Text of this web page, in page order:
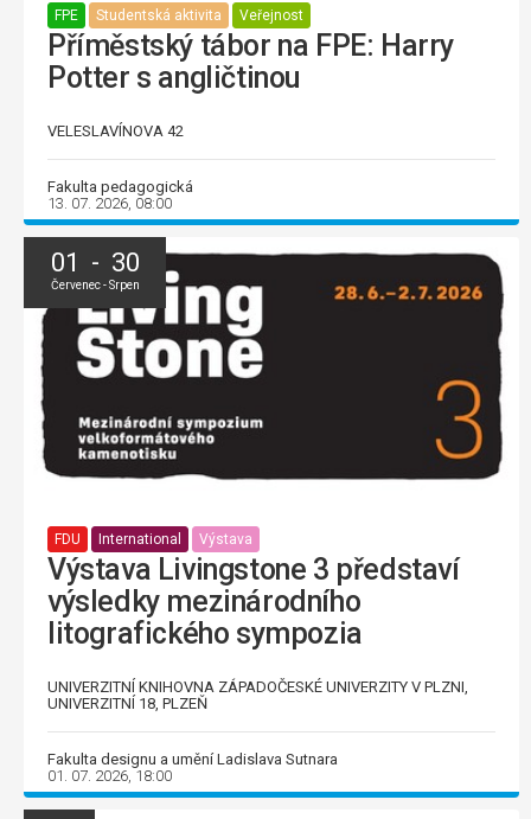
FPE Studentská aktivita Veřejnost
Příměstský tábor na FPE: Harry
Potter s angličtinou
VELESLAVÍNOVA 42
Fakulta pedagogická
13. 07. 2026, 08:00
01 - 30
Červenec - Srpen
FDU International Výstava
Výstava Livingstone 3 představí
výsledky mezinárodního
litografického sympozia
UNIVERZITNÍ KNIHOVNA ZÁPADOČESKÉ UNIVERZITY V PLZNI,
UNIVERZITNÍ 18, PLZEŇ
Fakulta designu a umění Ladislava Sutnara
01. 07. 2026, 18:00